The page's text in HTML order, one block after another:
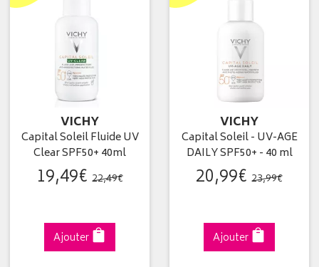
VICHY
Capital Soleil Fluide UV
Clear SPF50+ 40ml
19,49€ 22,49€
Ajouter
VICHY
Capital Soleil - UV-AGE
DAILY SPF50+ - 40 ml
20,99€ 23,99€
Ajouter